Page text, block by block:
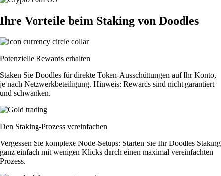
Ihre Vorteile beim Staking von Doodles
Potenzielle Rewards erhalten
Staken Sie Doodles für direkte Token-Ausschüttungen auf Ihr Konto,
je nach Netzwerkbeteiligung. Hinweis: Rewards sind nicht garantiert
und schwanken.
Den Staking-Prozess vereinfachen
Vergessen Sie komplexe Node-Setups: Starten Sie Ihr Doodles Staking
ganz einfach mit wenigen Klicks durch einen maximal vereinfachten
Prozess.